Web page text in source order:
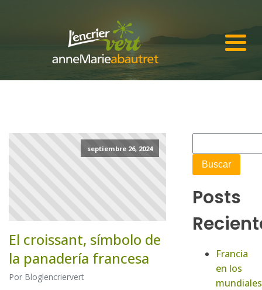
septiembre 26, 2024
El croissant, símbolo de
la panadería francesa
Por Bloglencriervert
Posts
Francia
en los
mundiales